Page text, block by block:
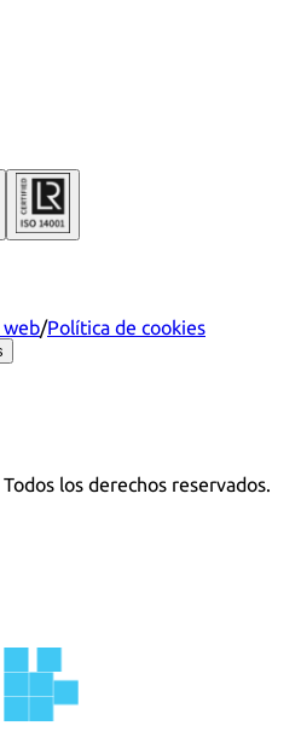
web/Política de cookies
Todos los derechos reservados.